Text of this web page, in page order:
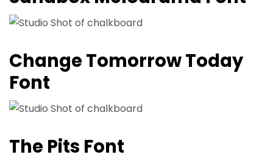
Change Tomorrow Today
Font
The Pits Font